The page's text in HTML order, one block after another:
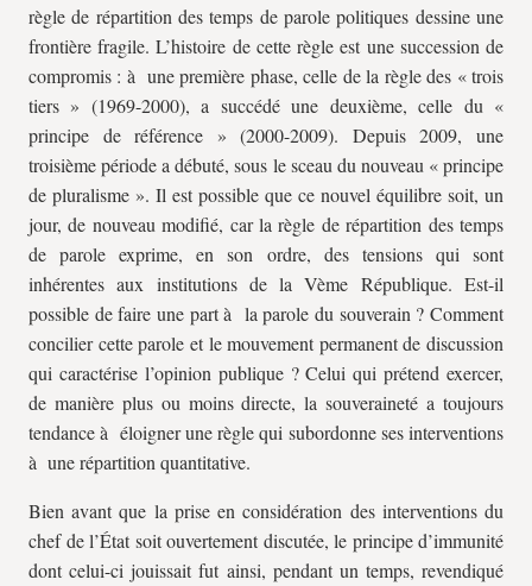
règle de répartition des temps de parole politiques dessine une
frontière fragile. L’histoire de cette règle est une succession de
compromis : à une première phase, celle de la règle des « trois
tiers » (1969-2000), a succédé une deuxième, celle du «
principe de référence » (2000-2009). Depuis 2009, une
troisième période a débuté, sous le sceau du nouveau « principe
de pluralisme ». Il est possible que ce nouvel équilibre soit, un
jour, de nouveau modifié, car la règle de répartition des temps
de parole exprime, en son ordre, des tensions qui sont
inhérentes aux institutions de la Vème République. Est-il
possible de faire une part à la parole du souverain ? Comment
concilier cette parole et le mouvement permanent de discussion
qui caractérise l’opinion publique ? Celui qui prétend exercer,
de manière plus ou moins directe, la souveraineté a toujours
tendance à éloigner une règle qui subordonne ses interventions
à une répartition quantitative.
Bien avant que la prise en considération des interventions du
chef de l’État soit ouvertement discutée, le principe d’immunité
dont celui-ci jouissait fut ainsi, pendant un temps, revendiqué